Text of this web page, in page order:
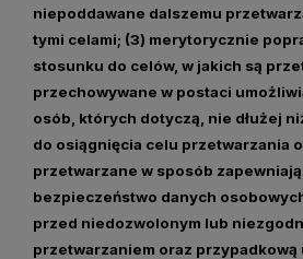
niepoddawane dalszemu
tymi celami; (3) merytorycznie
stosunku do celów, w jakich są
przechowywane w postaci
osób, których dotyczą, nie dłużej
do osiągnięcia celu przetwarzania
przetwarzane w sposób
bezpieczeństwo danych
przed niedozwolonym lub
przetwarzaniem oraz przypadkową